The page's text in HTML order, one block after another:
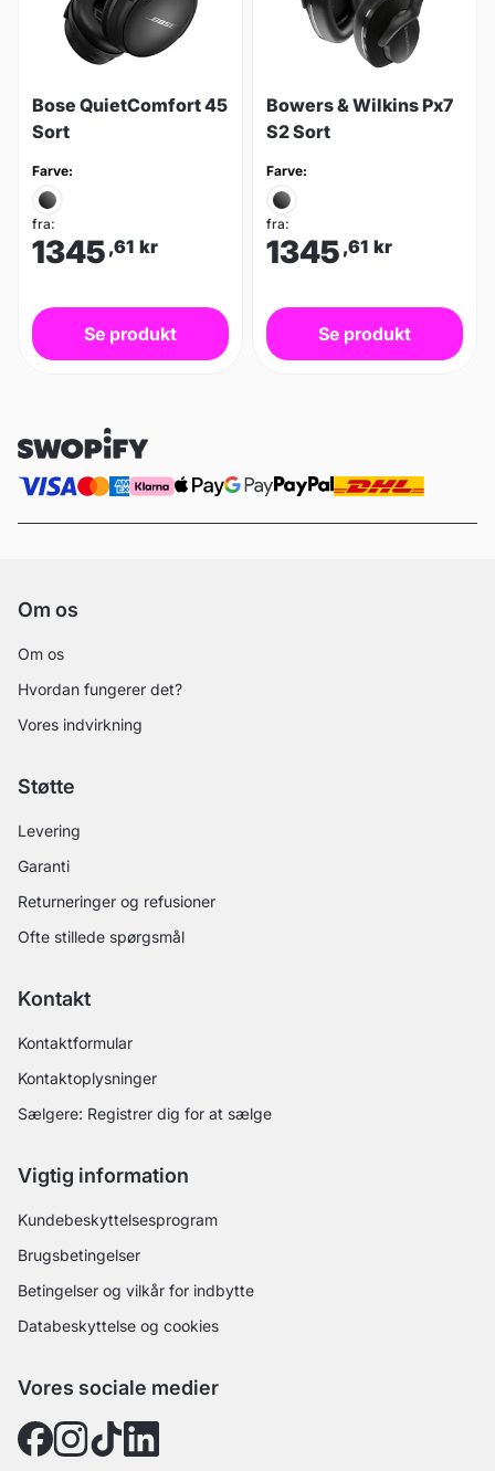
Bose QuietComfort 45
Sort
Farve:
fra:
1345 ,61 kr
Se produkt
Bowers & Wilkins Px7
S2 Sort
Farve:
fra:
1345 ,61 kr
Se produkt
Om os
Om os
Hvordan fungerer det?
Vores indvirkning
Støtte
Levering
Garanti
Returneringer og refusioner
Ofte stillede spørgsmål
Kontakt
Kontaktformular
Kontaktoplysninger
Sælgere: Registrer dig for at sælge
Vigtig information
Kundebeskyttelsesprogram
Brugsbetingelser
Betingelser og vilkår for indbytte
Databeskyttelse og cookies
Vores sociale medier